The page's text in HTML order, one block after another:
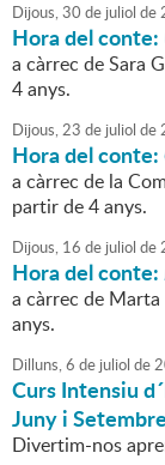
Dijous,30 de juliol de
Hora del conte:
a càrrec de Sara
4 anys.
Dijous,23 de juliol de
Hora del conte:
a càrrec de la
partir de 4 anys.
Dijous, 16 de juliol de
Hora del conte:
a càrrec de
anys.
Dilluns,6 de juliol de
Curs Intensiu
Juny i
Divertim-nos